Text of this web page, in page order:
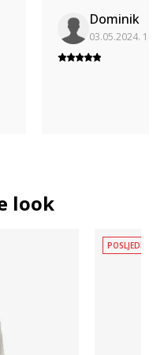
Dominik
03.05.2024.
look